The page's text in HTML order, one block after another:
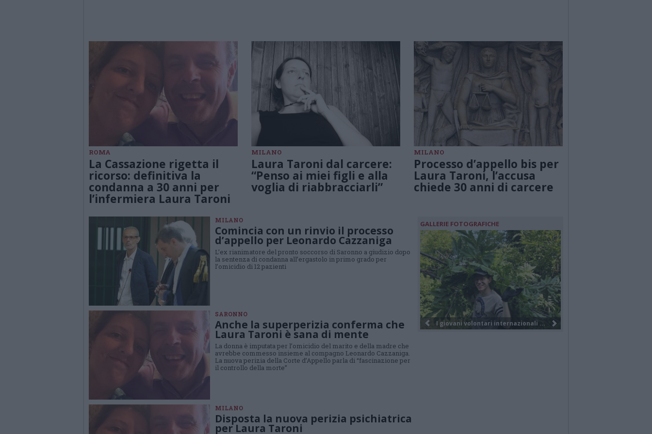
ROMA
La Cassazione rigetta il
ricorso: definitiva la
condanna a 30 anni per
l’infermiera Laura Taroni
MILANO
Laura Taroni dal carcere:
“Penso ai miei figli e alla
voglia di riabbracciarli”
MILANO
Processo d’appello bis per
Laura Taroni, l’accusa
chiede 30 anni di carcere
MILANO
Comincia con un rinvio il processo
d’appello per Leonardo Cazzaniga
L’ex rianimatore del pronto soccorso di Saronno a giudizio dopo
la sentenza di condanna all’ergastolo in primo grado per
l’omicidio di 12 pazienti
SARONNO
Anche la superperizia conferma che
Laura Taroni è sana di mente
La donna è imputata per l’omicidio del marito e della madre che
avrebbe commesso insieme al compagno Leonardo Cazzaniga.
La nuova perizia della Corte d’Appello parla di “fascinazione per
il controllo della morte”
MILANO
Disposta la nuova perizia psichiatrica
per Laura Taroni
GALLERIE FOTOGRAFICHE
Nuova società, nuovo brand e tanti...